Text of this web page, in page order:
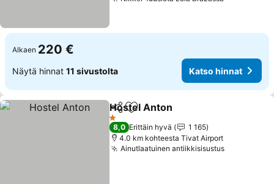
Alkaen 220 €
Näytä hinnat 11 sivustolta Katso hinnat
Jaa Lisää suosikkeihin
Hostel Anton
1 Tähtiluokitus
8,0 Erittäin hyvä
1 165
4.0 km kohteesta Tivat Airport
Ainutlaatuinen antiikkisisustusKatso